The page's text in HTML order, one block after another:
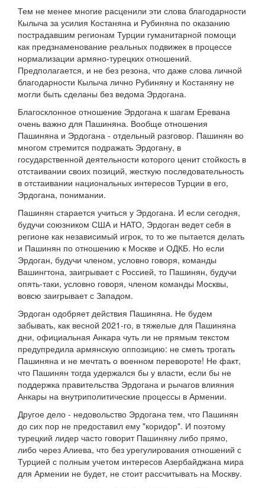
Тем не менее многие расценили эти слова благодарности
Кылыча за усилия Костаняна и Рубиняна по оказанию
пострадавшим регионам Турции гуманитарной помощи
как предзнаменование реальных подвижек в процессе
нормализации армяно-турецких отношений.
Предполагается, и не без резона, что даже слова личной
благодарности Кылыча лично Рубиняну и Костаняну не
могли быть сделаны без ведома Эрдогана.
Благосклонное отношение Эрдогана к шагам Еревана
очень важно для Пашиняна. Вообще отношения
Пашиняна и Эрдогана - отдельный разговор. Пашинян во
многом стремится подражать Эрдогану, в
государственной деятельности которого ценит стойкость в
отстаивании своих позиций, жесткую последовательность
в отстаивании национальных интересов Турции в его,
Эрдогана, понимании.
Пашинян старается учиться у Эрдогана. И если сегодня,
будучи союзником США и НАТО, Эрдоган ведет себя в
регионе как независимый игрок, то то же пытается делать
и Пашинян по отношению к Москве и ОДКБ. Но если
Эрдоган, будучи членом, условно говоря, команды
Вашингтона, заигрывает с Россией, то Пашинян, будучи
опять-таки, условно говоря, членом команды Москвы,
вовсю заигрывает с Западом.
Эрдоган одобряет действия Пашиняна. Не будем
забывать, как весной 2021-го, в тяжелые для Пашиняна
дни, официальная Анкара чуть ли не прямым текстом
предупредила армянскую оппозицию: не сметь трогать
Пашиняна и не мечтать о военном перевороте! Не факт,
что Пашинян тогда удержался бы у власти, если бы не
поддержка правительства Эрдогана и рычагов влияния
Анкары на внутриполитические процессы в Армении.
Другое дело - недовольство Эрдогана тем, что Пашинян
до сих пор не предоставил ему "коридор". И поэтому
турецкий лидер часто говорит Пашиняну либо прямо,
либо через Алиева, что без урегулирования отношений с
Турцией с полным учетом интересов Азербайджана мира
для Армении не будет, не стоит рассчитывать на Москву.